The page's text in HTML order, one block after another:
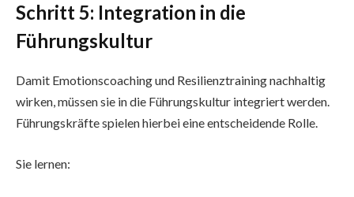
Schritt 5: Integration in die
Führungskultur
Damit Emotionscoaching und Resilienztraining nachhaltig
wirken, müssen sie in die Führungskultur integriert werden.
Führungskräfte spielen hierbei eine entscheidende Rolle.
Sie lernen: